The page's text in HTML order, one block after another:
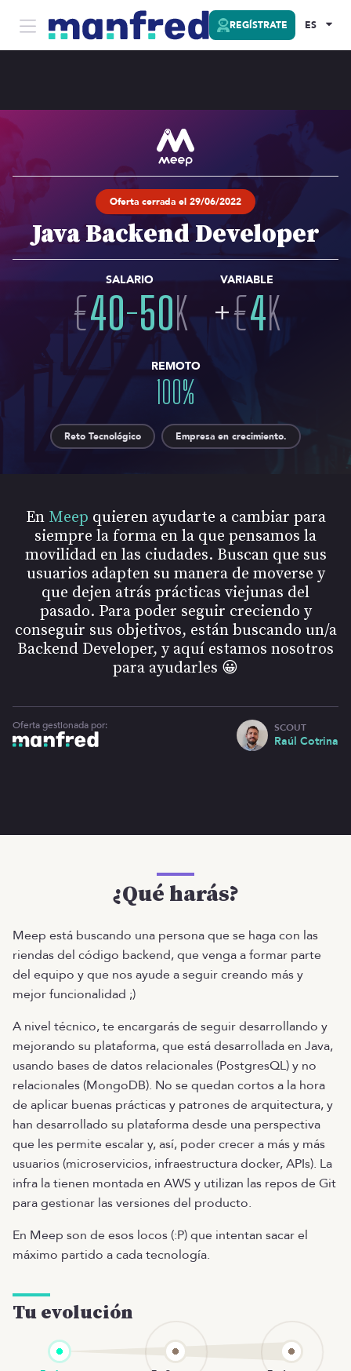
REGÍSTRATE ES
Oferta cerrada el 29/06/2022
Java Backend Developer
SALARIO
€40-50K
VARIABLE
+€4K
REMOTO
100%
Reto Tecnológico Empresa en crecimiento.
En Meep quieren ayudarte a cambiar para
siempre la forma en la que pensamos la
movilidad en las ciudades. Buscan que sus
usuarios adapten su manera de moverse y
que dejen atrás prácticas viejunas del
pasado. Para poder seguir creciendo y
conseguir sus objetivos, están buscando un/a
Backend Developer, y aquí estamos nosotros
para ayudarles 😀
Oferta gestionada por: SCOUT
Raúl Cotrina
¿Qué harás?
Meep está buscando una persona que se haga con las
riendas del código backend, que venga a formar parte
del equipo y que nos ayude a seguir creando más y
mejor funcionalidad ;)
A nivel técnico, te encargarás de seguir desarrollando y
mejorando su plataforma, que está desarrollada en Java,
usando bases de datos relacionales (PostgresQL) y no
relacionales (MongoDB). No se quedan cortos a la hora
de aplicar buenas prácticas y patrones de arquitectura, y
han desarrollado su plataforma desde una perspectiva
que les permite escalar y, así, poder crecer a más y más
usuarios (microservicios, infraestructura docker, APIs). La
infra la tienen montada en AWS y utilizan las repos de Git
para gestionar las versiones del producto.
En Meep son de esos locos (:P) que intentan sacar el
máximo partido a cada tecnología.
Tu evolución